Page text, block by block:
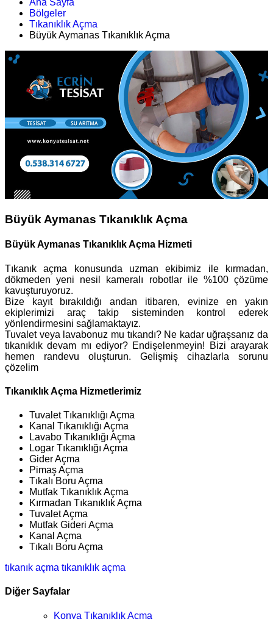
Ana Sayfa
Bölgeler
Tıkanıklık Açma
Büyük Aymanas Tıkanıklık Açma
Büyük Aymanas Tıkanıklık Açma
Büyük Aymanas Tıkanıklık Açma Hizmeti
Tıkanık açma konusunda uzman ekibimiz ile kırmadan,
dökmeden yeni nesil kameralı robotlar ile %100 çözüme
kavuşturuyoruz.
Bize kayıt bırakıldığı andan itibaren, evinize en yakın
ekiplerimizi araç takip sisteminden kontrol ederek
yönlendirmesini sağlamaktayız.
Tuvalet veya lavabonuz mu tıkandı? Ne kadar uğraşsanız da
tıkanıklık devam mı ediyor? Endişelenmeyin! Bizi arayarak
hemen randevu oluşturun. Gelişmiş cihazlarla sorunu
çözelim
Tıkanıklık Açma Hizmetlerimiz
Tuvalet Tıkanıklığı Açma
Kanal Tıkanıklığı Açma
Lavabo Tıkanıklığı Açma
Logar Tıkanıklığı Açma
Gider Açma
Pimaş Açma
Tıkalı Boru Açma
Mutfak Tıkanıklık Açma
Kırmadan Tıkanıklık Açma
Tuvalet Açma
Mutfak Gideri Açma
Kanal Açma
Tıkalı Boru Açma
tıkanık açma tıkanıklık açma
Diğer Sayfalar
Konya Tıkanıklık Açma